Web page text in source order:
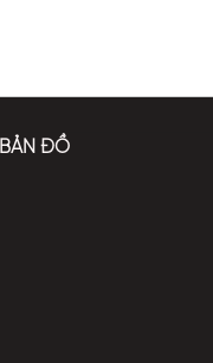
BẢN ĐỒ